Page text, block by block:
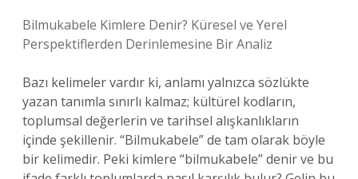
Bilmukabele Kimlere Denir? Küresel ve Yerel
Perspektiflerden Derinlemesine Bir Analiz
Bazı kelimeler vardır ki, anlamı yalnızca sözlükte
yazan tanımla sınırlı kalmaz; kültürel kodların,
toplumsal değerlerin ve tarihsel alışkanlıkların
içinde şekillenir. “Bilmukabele” de tam olarak böyle
bir kelimedir. Peki kimlere “bilmukabele” denir ve bu